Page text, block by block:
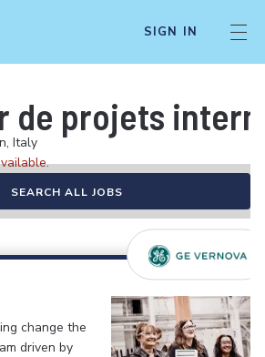
SIGN IN
de projets
Italy
SEARCH ALL JOBS
change the
driven by